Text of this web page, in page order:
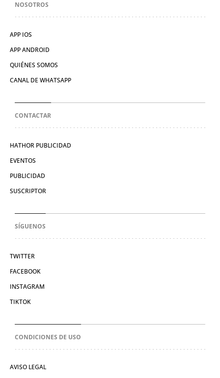
NOSOTROS
APP IOS
APP ANDROID
QUIÉNES SOMOS
CANAL DE WHATSAPP
CONTACTAR
HATHOR PUBLICIDAD
EVENTOS
PUBLICIDAD
SUSCRIPTOR
SÍGUENOS
TWITTER
FACEBOOK
INSTAGRAM
TIKTOK
CONDICIONES DE USO
AVISO LEGAL